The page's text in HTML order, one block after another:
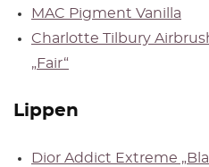
MAC Pigment Vanilla
Charlotte Tilbury
„Fair“
Lippen
Dior Addict Extreme